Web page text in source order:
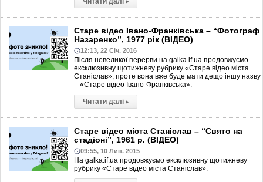
Старе відео Івано-Франківська – “Фотограф
Назаренко”, 1977 рік (ВІДЕО)
12:13, 22 Січ. 2016
Після невеликої перерви на galka.if.ua продовжуємо
ексклюзивну щотижневу рубрику «Старе відео міста
Станіслав», проте вона вже буде мати дещо іншу назву
– «Старе відео Івано-Франківська».
Читати далі ▸
Старе відео міста Станіслав – “Свято на
стадіоні”, 1961 р. (ВІДЕО)
09:55, 10 Лип. 2015
На galka.if.ua продовжуємо ексклюзивну щотижневу
рубрику «Старе відео міста Станіслав».